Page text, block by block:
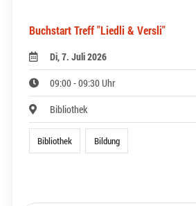
Buchstart Treff "Liedli & Versli"
Di, 7. Juli 2026
09:00 - 09:30 Uhr
Bibliothek
Bibliothek Bildung